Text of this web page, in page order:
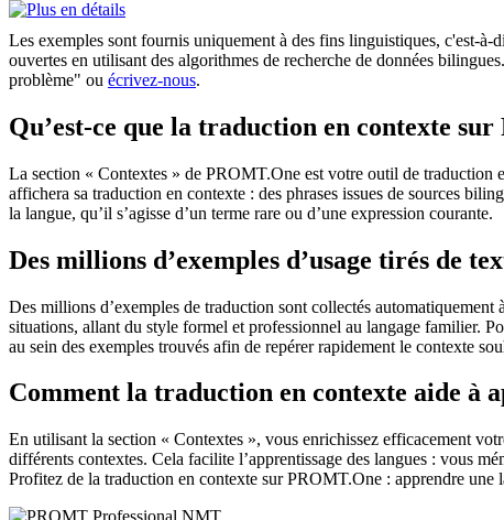
Les exemples sont fournis uniquement à des fins linguistiques, c'est-
ouvertes en utilisant des algorithmes de recherche de données
problème" ou écrivez-nous.
Qu’est-ce que la traduction en contexte
La section « Contextes » de PROMT.One est votre outil de traduction
affichera sa traduction en contexte : des phrases issues de sources
la langue, qu’il s’agisse d’un terme rare ou d’une expression courante.
Des millions d’exemples d’usage tirés de
Des millions d’exemples de traduction sont collectés
situations, allant du style formel et professionnel au langage familier.
au sein des exemples trouvés afin de repérer rapidement le contexte
Comment la traduction en contexte aide à
En utilisant la section « Contextes », vous enrichissez efficacement
différents contextes. Cela facilite l’apprentissage des langues : vous
Profitez de la traduction en contexte sur PROMT.One : apprendre